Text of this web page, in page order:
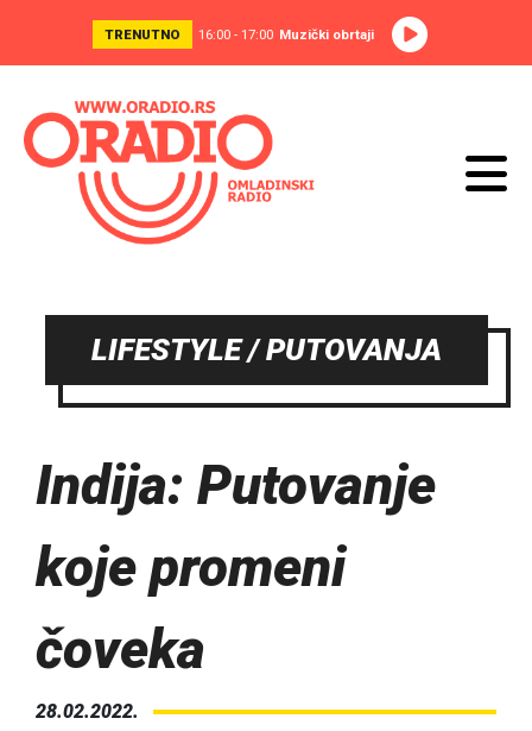
TRENUTNO 16:00 - 17:00 Muzički obrtaji
LIFESTYLE / PUTOVANJA
Indija: Putovanje
koje promeni
čoveka
28.02.2022.